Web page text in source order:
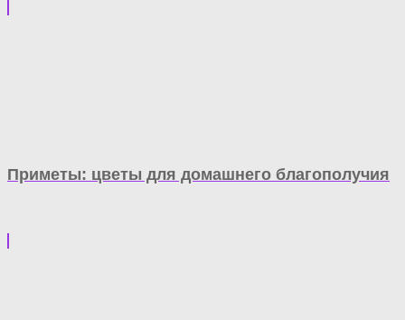
Приметы: цветы для домашнего благополучия